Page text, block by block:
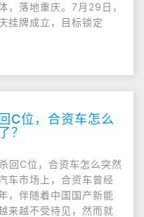
，落地重庆。7月29日，
挂牌成立，目标锁定
C位，合资车怎么
？
回C位，合资车怎么突然
车市场上，合资车曾经
，伴随着中国国产新能
来越不受待见，然而就